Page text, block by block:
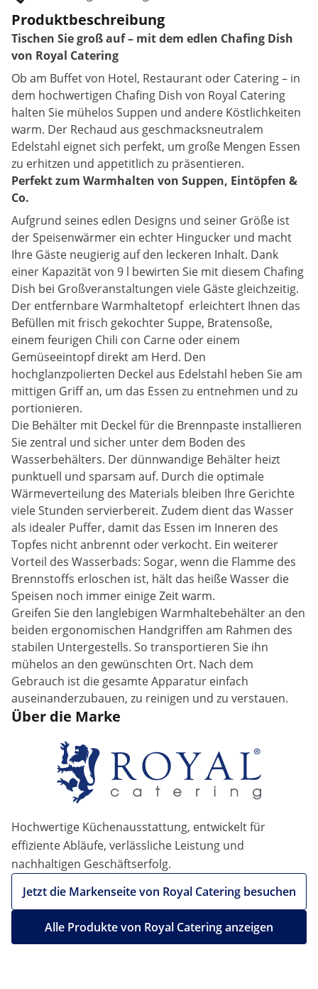
Produktbeschreibung
Tischen Sie groß auf – mit dem edlen Chafing Dish
von Royal Catering
Ob am Buffet von Hotel, Restaurant oder Catering – in
dem hochwertigen Chafing Dish von Royal Catering
halten Sie mühelos Suppen und andere Köstlichkeiten
warm. Der Rechaud aus geschmacksneutralem
Edelstahl eignet sich perfekt, um große Mengen Essen
zu erhitzen und appetitlich zu präsentieren.
Perfekt zum Warmhalten von Suppen, Eintöpfen &
Co.
Aufgrund seines edlen Designs und seiner Größe ist
der Speisenwärmer ein echter Hingucker und macht
Ihre Gäste neugierig auf den leckeren Inhalt. Dank
einer Kapazität von 9 l bewirten Sie mit diesem Chafing
Dish bei Großveranstaltungen viele Gäste gleichzeitig.
Der entfernbare Warmhaltetopf erleichtert Ihnen das
Befüllen mit frisch gekochter Suppe, Bratensoße,
einem feurigen Chili con Carne oder einem
Gemüseeintopf direkt am Herd. Den
hochglanzpolierten Deckel aus Edelstahl heben Sie am
mittigen Griff an, um das Essen zu entnehmen und zu
portionieren.
Die Behälter mit Deckel für die Brennpaste installieren
Sie zentral und sicher unter dem Boden des
Wasserbehälters. Der dünnwandige Behälter heizt
punktuell und sparsam auf. Durch die optimale
Wärmeverteilung des Materials bleiben Ihre Gerichte
viele Stunden servierbereit. Zudem dient das Wasser
als idealer Puffer, damit das Essen im Inneren des
Topfes nicht anbrennt oder verkocht. Ein weiterer
Vorteil des Wasserbads: Sogar, wenn die Flamme des
Brennstoffs erloschen ist, hält das heiße Wasser die
Speisen noch immer einige Zeit warm.
Greifen Sie den langlebigen Warmhaltebehälter an den
beiden ergonomischen Handgriffen am Rahmen des
stabilen Untergestells. So transportieren Sie ihn
mühelos an den gewünschten Ort. Nach dem
Gebrauch ist die gesamte Apparatur einfach
auseinanderzubauen, zu reinigen und zu verstauen.
Über die Marke
Hochwertige Küchenausstattung, entwickelt für
effiziente Abläufe, verlässliche Leistung und
nachhaltigen Geschäftserfolg.
Jetzt die Markenseite von Royal Catering besuchen
Alle Produkte von Royal Catering anzeigen